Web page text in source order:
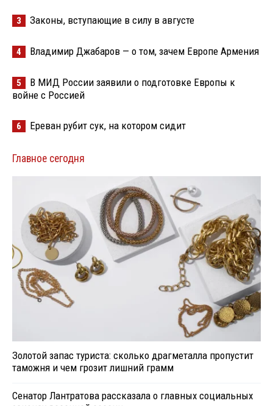
3 Законы, вступающие в силу в августе
4 Владимир Джабаров — о том, зачем Европе Армения
5
В МИД России заявили о подготовке Европы к
войне с Россией
6 Ереван рубит сук, на котором сидит
Главное сегодня
Золотой запас туриста: сколько драгметалла пропустит
таможня и чем грозит лишний грамм
Сенатор Лантратова рассказала о главных социальных